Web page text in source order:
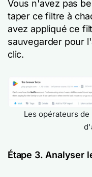
Vous n'avez pas
taper ce filtre à
avez appliqué ce
sauvegarder pour
clic.
Les opérateurs
Étape 3. Analyser